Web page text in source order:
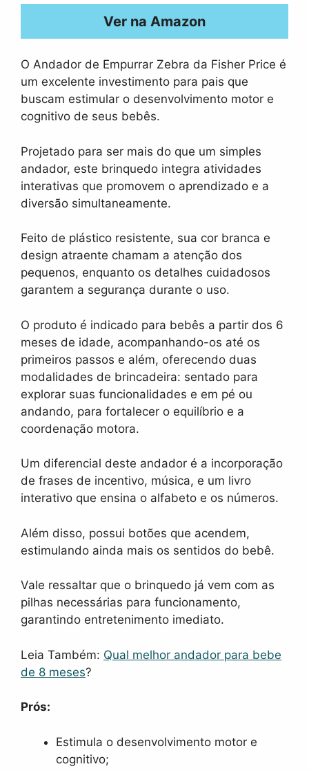
Ver na Amazon
O Andador de Empurrar Zebra da Fisher Price é
um excelente investimento para pais que
buscam estimular o desenvolvimento motor e
cognitivo de seus bebês.
Projetado para ser mais do que um simples
andador, este brinquedo integra atividades
interativas que promovem o aprendizado e a
diversão simultaneamente.
Feito de plástico resistente, sua cor branca e
design atraente chamam a atenção dos
pequenos, enquanto os detalhes cuidadosos
garantem a segurança durante o uso.
O produto é indicado para bebês a partir dos 6
meses de idade, acompanhando-os até os
primeiros passos e além, oferecendo duas
modalidades de brincadeira: sentado para
explorar suas funcionalidades e em pé ou
andando, para fortalecer o equilíbrio e a
coordenação motora.
Um diferencial deste andador é a incorporação
de frases de incentivo, música, e um livro
interativo que ensina o alfabeto e os números.
Além disso, possui botões que acendem,
estimulando ainda mais os sentidos do bebê.
Vale ressaltar que o brinquedo já vem com as
pilhas necessárias para funcionamento,
garantindo entretenimento imediato.
Leia Também: Qual melhor andador para bebe
de 8 meses?
Prós:
Estimula o desenvolvimento motor e
cognitivo;